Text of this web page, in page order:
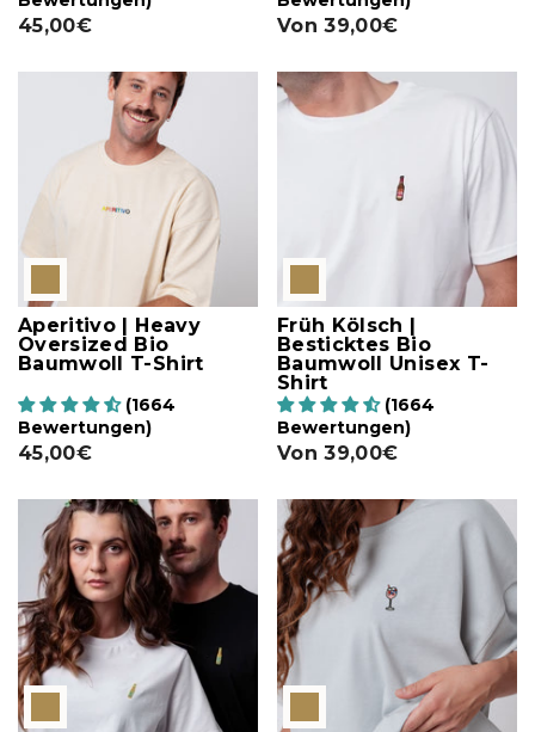
45,00€ Von 39,00€
Aperitivo | Heavy
Oversized Bio
Baumwoll T-Shirt
(1664
Bewertungen)
45,00€
Früh Kölsch |
Besticktes Bio
Baumwoll Unisex T-
Shirt
(1664
Bewertungen)
Von 39,00€